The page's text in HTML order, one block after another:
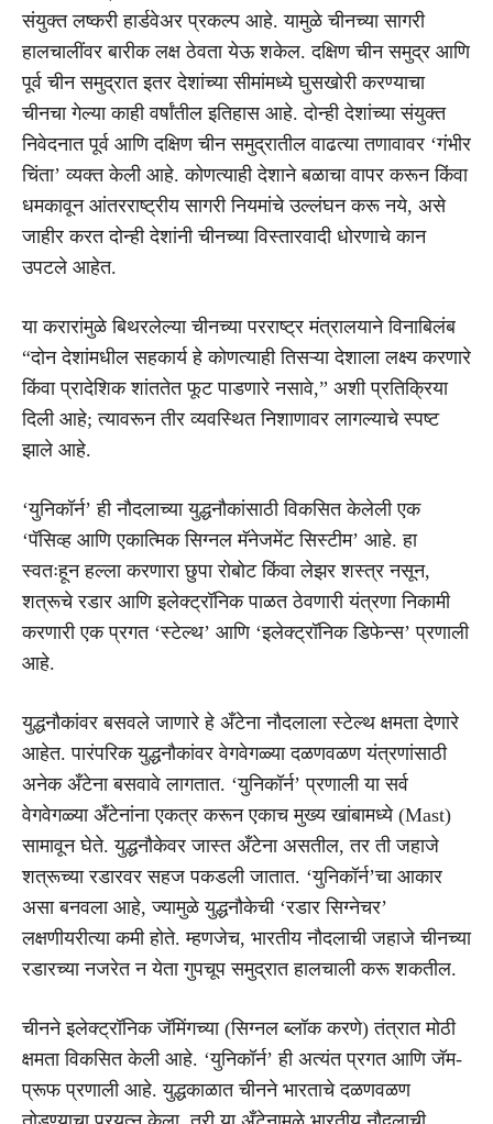
संयुक्त लष्करी हार्डवेअर प्रकल्प आहे. यामुळे चीनच्या सागरी
हालचालींवर बारीक लक्ष ठेवता येऊ शकेल. दक्षिण चीन समुद्र आणि
पूर्व चीन समुद्रात इतर देशांच्या सीमांमध्ये घुसखोरी करण्याचा
चीनचा गेल्या काही वर्षांतील इतिहास आहे. दोन्ही देशांच्या संयुक्त
निवेदनात पूर्व आणि दक्षिण चीन समुद्रातील वाढत्या तणावावर ‘गंभीर
चिंता’ व्यक्त केली आहे. कोणत्याही देशाने बळाचा वापर करून किंवा
धमकावून आंतरराष्ट्रीय सागरी नियमांचे उल्लंघन करू नये, असे
जाहीर करत दोन्ही देशांनी चीनच्या विस्तारवादी धोरणाचे कान
उपटले आहेत.
या करारांमुळे बिथरलेल्या चीनच्या परराष्ट्र मंत्रालयाने विनाबिलंब
“दोन देशांमधील सहकार्य हे कोणत्याही तिसऱ्या देशाला लक्ष्य करणारे
किंवा प्रादेशिक शांततेत फूट पाडणारे नसावे,” अशी प्रतिक्रिया
दिली आहे; त्यावरून तीर व्यवस्थित निशाणावर लागल्याचे स्पष्ट
झाले आहे.
‘युनिकॉर्न’ ही नौदलाच्या युद्धनौकांसाठी विकसित केलेली एक
‘पॅसिव्ह आणि एकात्मिक सिग्नल मॅनेजमेंट सिस्टीम’ आहे. हा
स्वतःहून हल्ला करणारा छुपा रोबोट किंवा लेझर शस्त्र नसून,
शत्रूचे रडार आणि इलेक्ट्रॉनिक पाळत ठेवणारी यंत्रणा निकामी
करणारी एक प्रगत ‘स्टेल्थ’ आणि ‘इलेक्ट्रॉनिक डिफेन्स’ प्रणाली
आहे.
युद्धनौकांवर बसवले जाणारे हे अँटेना नौदलाला स्टेल्थ क्षमता देणारे
आहेत. पारंपरिक युद्धनौकांवर वेगवेगळ्या दळणवळण यंत्रणांसाठी
अनेक अँटेना बसवावे लागतात. ‘युनिकॉर्न’ प्रणाली या सर्व
वेगवेगळ्या अँटेनांना एकत्र करून एकाच मुख्य खांबामध्ये (Mast)
सामावून घेते. युद्धनौकेवर जास्त अँटेना असतील, तर ती जहाजे
शत्रूच्या रडारवर सहज पकडली जातात. ‘युनिकॉर्न’चा आकार
असा बनवला आहे, ज्यामुळे युद्धनौकेची ‘रडार सिग्नेचर’
लक्षणीयरीत्या कमी होते. म्हणजेच, भारतीय नौदलाची जहाजे चीनच्या
रडारच्या नजरेत न येता गुपचूप समुद्रात हालचाली करू शकतील.
चीनने इलेक्ट्रॉनिक जॅमिंगच्या (सिग्नल ब्लॉक करणे) तंत्रात मोठी
क्षमता विकसित केली आहे. ‘युनिकॉर्न’ ही अत्यंत प्रगत आणि जॅम-
प्रूफ प्रणाली आहे. युद्धकाळात चीनने भारताचे दळणवळण